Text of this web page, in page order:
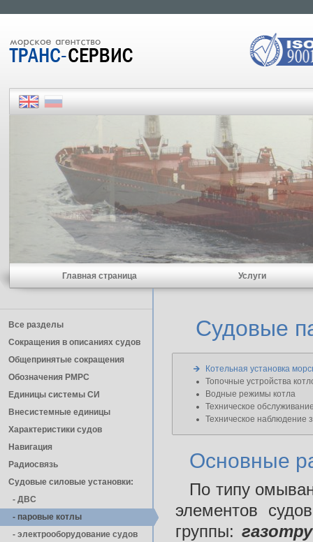
Главная страница Услуги
Все разделы
Сокращения в описаниях судов
Общепринятые сокращения
Обозначения РМРС
Единицы cистемы СИ
Внесистемные единицы
Характеристики судов
Навигация
Радиосвязь
Судовые силовые установки:
- ДВС
- паровые котлы
- электрооборудование судов
Судовые
Котельная установка
Топочные устройства
Водные режимы котла
Техническое
Техническое наблюдение
Основные
По типу
элементов
группы: